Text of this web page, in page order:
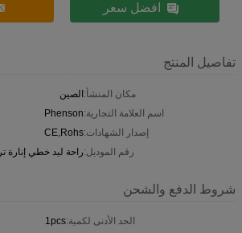
افضل سعر
تفاصيل المنتج
مكان المنشأ:الصين
اسم العلامة التجارية:Phenson
إصدار الشهادات:CE,Rohs
رقم الموديل:راحة ليد خطي إنارة
شروط الدفع والشحن
الحد الأدنى لكمية:1pcs